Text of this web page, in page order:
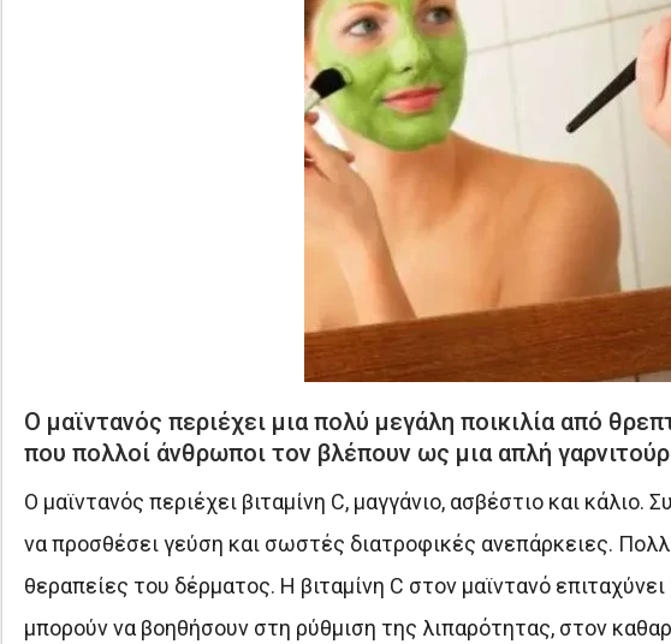
Ο μαϊντανός περιέχει μια πολύ μεγάλη ποικιλία από
που πολλοί άνθρωποι τον βλέπουν ως μια απλή
Ο μαϊντανός περιέχει βιταμίνη C, μαγγάνιο, ασβέστιο και
να προσθέσει γεύση και σωστές διατροφικές ανεπάρκειες.
θεραπείες του δέρματος. Η βιταμίνη C στον μαϊντανό
μπορούν να βοηθήσουν στη ρύθμιση της λιπαρότητας, στον